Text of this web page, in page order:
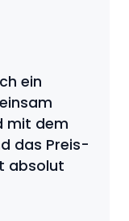
ein
mit dem
das Preis-
absolut